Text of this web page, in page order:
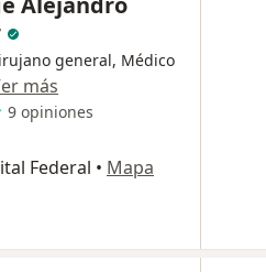
general, Médico
más
9 opiniones
Federal • Mapa